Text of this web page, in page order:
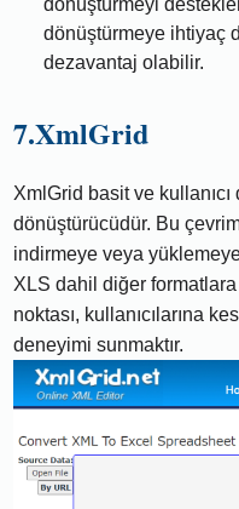
dönüştürmeye ihtiyaç
dezavantaj olabilir.
7.XmlGrid
XmlGrid basit ve
dönüştürücüdür. Bu
indirmeye veya
XLS dahil diğer
noktası, kullanıcılarına
deneyimi sunmaktır.